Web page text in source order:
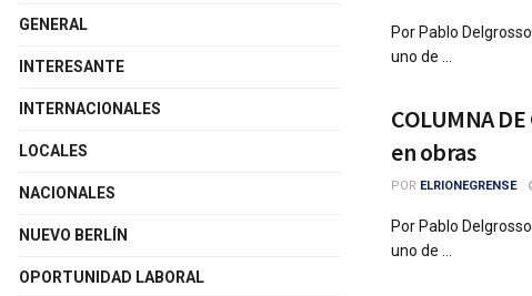
Por Pablo
uno de ...
COLUMNA
en obras
POR ELRIONEGRENSE
Por Pablo
uno de ...
GENERAL
INTERESANTE
INTERNACIONALES
LOCALES
NACIONALES
NUEVO BERLÍN
OPORTUNIDAD LABORAL